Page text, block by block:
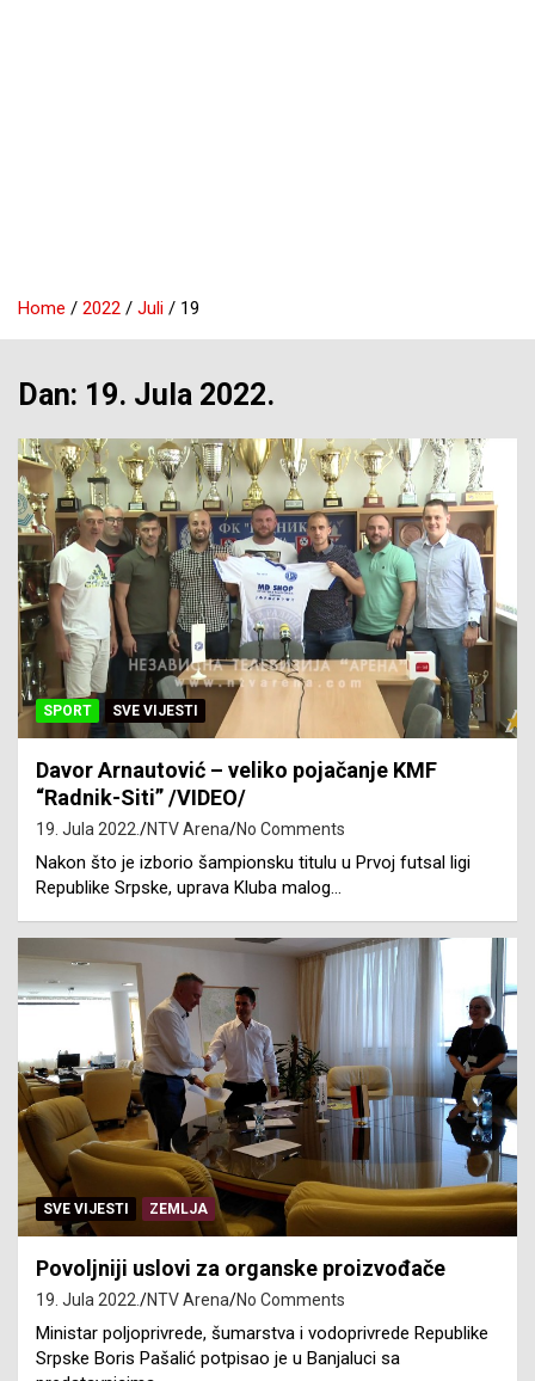
Home 2022 Juli 19
Dan: 19. Jula 2022.
SPORT SVE VIJESTI
Davor Arnautović – veliko pojačanje KMF
“Radnik-Siti” /VIDEO/
19. Jula 2022. NTV Arena No Comments
Nakon što je izborio šampionsku titulu u Prvoj futsal ligi
Republike Srpske, uprava Kluba malog…
SVE VIJESTI ZEMLJA
Povoljniji uslovi za organske proizvođače
19. Jula 2022. NTV Arena No Comments
Ministar poljoprivrede, šumarstva i vodoprivrede Republike
Srpske Boris Pašalić potpisao je u Banjaluci sa